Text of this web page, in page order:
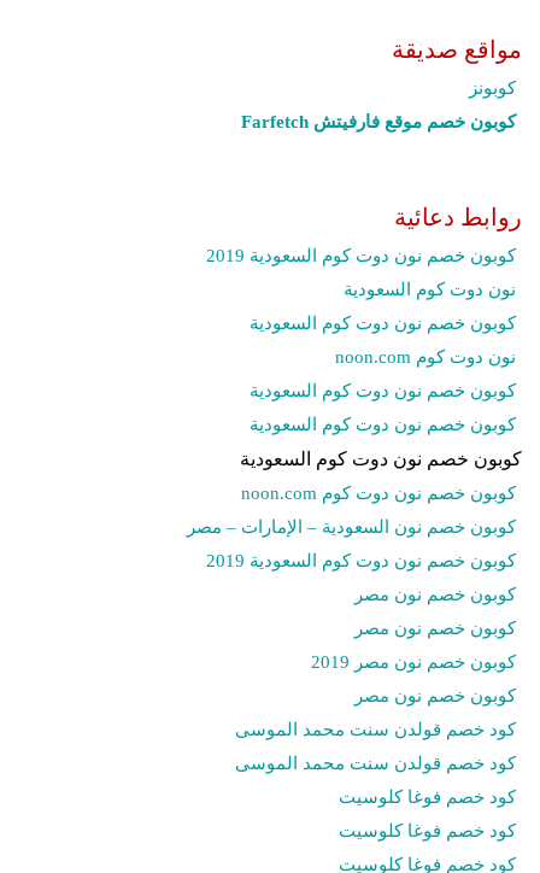
مواقع صديقة
كوبونز
كوبون خصم موقع فارفيتش Farfetch‎
روابط دعائية
كوبون خصم نون دوت كوم السعودية 2019
نون دوت كوم السعودية
كوبون خصم نون دوت كوم السعودية
نون دوت كوم noon.com
كوبون خصم نون دوت كوم السعودية
كوبون خصم نون دوت كوم السعودية
كوبون خصم نون دوت كوم السعودية
كوبون خصم نون دوت كوم noon.com
كوبون خصم نون السعودية – الإمارات – مصر
كوبون خصم نون دوت كوم السعودية 2019
كوبون خصم نون مصر
كوبون خصم نون مصر
كوبون خصم نون مصر 2019
كوبون خصم نون مصر
كود خصم قولدن سنت محمد الموسى
كود خصم قولدن سنت محمد الموسى
كود خصم فوغا كلوسيت
كود خصم فوغا كلوسيت
كود خصم فوغا كلوسيت